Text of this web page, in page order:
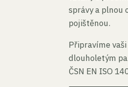
správy a plnou
pojištěnou.
Připravíme
dlouholetým
ČSN EN ISO